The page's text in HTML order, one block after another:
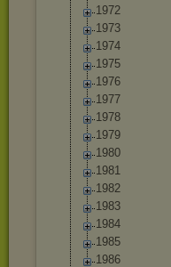
1972
1973
1974
1975
1976
1977
1978
1979
1980
1981
1982
1983
1984
1985
1986